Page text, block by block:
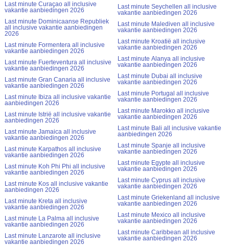
Last minute Curaçao all inclusive
vakantie aanbiedingen 2026
Last minute Dominicaanse Republiek
all inclusive vakantie aanbiedingen
2026
Last minute Formentera all inclusive
vakantie aanbiedingen 2026
Last minute Fuerteventura all inclusive
vakantie aanbiedingen 2026
Last minute Gran Canaria all inclusive
vakantie aanbiedingen 2026
Last minute Ibiza all inclusive vakantie
aanbiedingen 2026
Last minute Istrië all inclusive vakantie
aanbiedingen 2026
Last minute Jamaica all inclusive
vakantie aanbiedingen 2026
Last minute Karpathos all inclusive
vakantie aanbiedingen 2026
Last minute Koh Phi Phi all inclusive
vakantie aanbiedingen 2026
Last minute Kos all inclusive vakantie
aanbiedingen 2026
Last minute Kreta all inclusive
vakantie aanbiedingen 2026
Last minute La Palma all inclusive
vakantie aanbiedingen 2026
Last minute Lanzarote all inclusive
vakantie aanbiedingen 2026
Last minute Seychellen all inclusive
vakantie aanbiedingen 2026
Last minute Malediven all inclusive
vakantie aanbiedingen 2026
Last minute Kroatië all inclusive
vakantie aanbiedingen 2026
Last minute Alanya all inclusive
vakantie aanbiedingen 2026
Last minute Dubai all inclusive
vakantie aanbiedingen 2026
Last minute Portugal all inclusive
vakantie aanbiedingen 2026
Last minute Marokko all inclusive
vakantie aanbiedingen 2026
Last minute Bali all inclusive vakantie
aanbiedingen 2026
Last minute Spanje all inclusive
vakantie aanbiedingen 2026
Last minute Egypte all inclusive
vakantie aanbiedingen 2026
Last minute Cyprus all inclusive
vakantie aanbiedingen 2026
Last minute Griekenland all inclusive
vakantie aanbiedingen 2026
Last minute Mexico all inclusive
vakantie aanbiedingen 2026
Last minute Caribbean all inclusive
vakantie aanbiedingen 2026